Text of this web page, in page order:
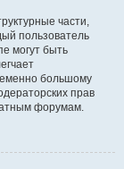
части,
пользователь
могут быть
большому
прав
форумам.